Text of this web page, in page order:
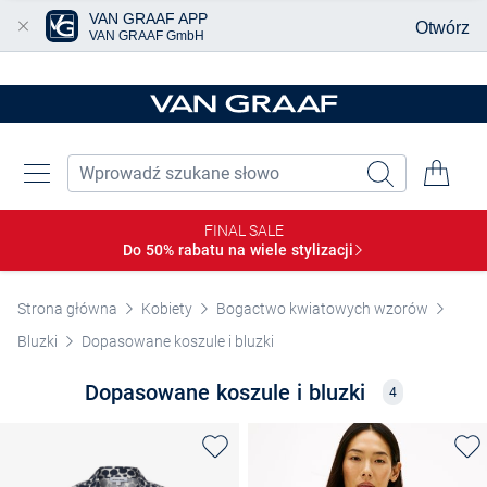
FINAL SALE
Do 50% rabatu na wiele stylizacji
Strona główna Kobiety
Bogactwo kwiatowych wzorów
Bluzki
Dopasowane koszule i bluzki
Dopasowane koszule i bluzki 4
VAN GRAAF APP
VAN GRAAF GmbH Otwórz